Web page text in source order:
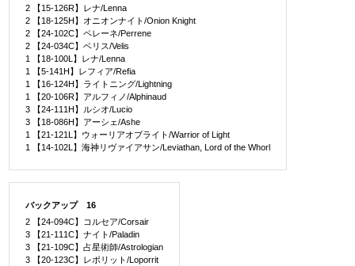
2 【15-126R】レナ/Lenna
2 【18-125H】オニオンナイト/Onion Knight
2 【24-102C】ペレーネ/Perrene
2 【24-034C】ベリス/Velis
1 【18-100L】レナ/Lenna
1 【5-141H】レフィア/Refia
1 【16-124H】ライトニング/Lightning
1 【20-106R】アルフィノ/Alphinaud
3 【24-111H】ルシオ/Lucio
3 【18-086H】アーシェ/Ashe
1 【21-121L】ウォーリアオブライト/Warrior of Light
1 【14-102L】海神リヴァイアサン/Leviathan, Lord of the Whorl
バックアップ 16
2 【24-094C】コルセア/Corsair
3 【21-111C】ナイト/Paladin
3 【21-109C】占星術師/Astrologian
3 【20-123C】レポリット/Loporrit